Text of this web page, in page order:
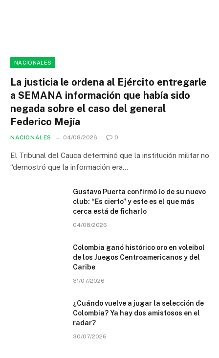
NACIONALES
La justicia le ordena al Ejército entregarle
a SEMANA información que había sido
negada sobre el caso del general
Federico Mejía
NACIONALES 04/08/2026 0
El Tribunal del Cauca determinó que la institución militar no
“demostró que la información era…
Gustavo Puerta confirmó lo de su nuevo
club: “Es cierto” y este es el que más
cerca está de ficharlo
04/08/2026
Colombia ganó histórico oro en voleibol
de los Juegos Centroamericanos y del
Caribe
31/07/2026
¿Cuándo vuelve a jugar la selección de
Colombia? Ya hay dos amistosos en el
radar?
30/07/2026